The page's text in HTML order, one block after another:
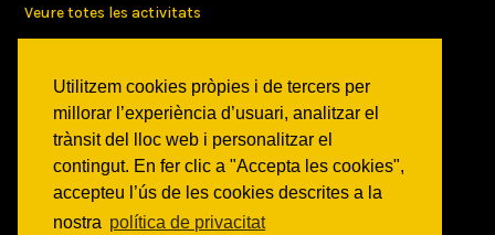
Utilitzem cookies pròpies i de tercers per
millorar l’experiència d’usuari, analitzar el
trànsit del lloc web i personalitzar el
contingut. En fer clic a "Accepta les cookies",
accepteu l’ús de les cookies descrites a la
nostra política de privacitat
Veure totes les activitats
Activitats
Comunicats
Victories
ON SOM?